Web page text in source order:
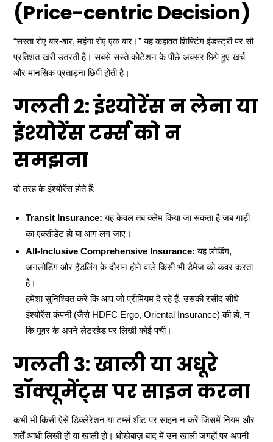
(Price-centric Decision)
“सस्ता रोए बार-बार, महंगा रोए एक बार।” यह कहावत शिफ्टिंग इंडस्ट्री पर सौ
प्रतिशत खरी उतरती है। सबसे सस्ते कोटेशन के पीछे अक्सर छिपे हुए खर्च
और मानसिक प्रताड़ना छिपी होती है।
गलती 2: इंश्योरेंस न लेना या
इंश्योरेंस टर्म्स को न
समझना
दो तरह के इंश्योरेंस होते हैं:
Transit Insurance: यह केवल तब क्लेम किया जा सकता है जब गाड़ी
का एक्सीडेंट हो या आग लग जाए।
All-Inclusive Comprehensive Insurance: यह लोडिंग,
अनलोडिंग और हैंडलिंग के दौरान होने वाले किसी भी डैमेज को कवर करता
है।
हमेशा सुनिश्चित करें कि आप जो प्रीमियम दे रहे हैं, उसकी रसीद सीधे
इंश्योरेंस कंपनी (जैसे HDFC Ergo, Oriental Insurance) की हो, न
कि मूवर के अपने लेटरहेड पर लिखी कोई पर्ची।
गलती 3: खाली या अधूरे
डॉक्यूमेंट्स पर साइन करना
कभी भी किसी ऐसे डिक्लेरेशन या टर्म्स शीट पर साइन न करें जिसमें नियम और
शर्तें आधी लिखी हों या खाली हों। धोखेबाज़ बाद में उन खाली जगहों पर अपनी